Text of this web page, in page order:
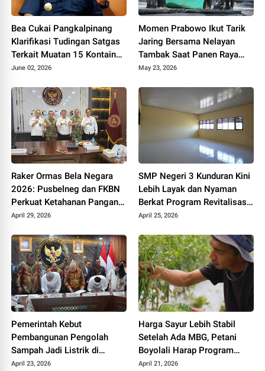
Bea Cukai Pangkalpinang
Klarifikasi Tudingan Satgas
Terkait Muatan 15 Kontainer
PT PMM: Sudah Layak
June 02, 2026
Momen Prabowo Ikut Tarik
Jaring Bersama Nelayan
Tambak Saat Panen Raya
Udang di Kebumen
May 23, 2026
Raker Ormas Bela Negara
2026: Pusbelneg dan FKBN
Perkuat Ketahanan Pangan
Nasional
April 29, 2026
SMP Negeri 3 Kunduran Kini
Lebih Layak dan Nyaman
Berkat Program Revitalisasi
Sekolah dari Pemerintah
April 25, 2026
Pemerintah Kebut
Pembangunan Pengolah
Sampah Jadi Listrik di
Bekasi, Bogor, hingga
April 23, 2026
Harga Sayur Lebih Stabil
Setelah Ada MBG, Petani
Boyolali Harap Program
Terus Berlanjut
April 21, 2026